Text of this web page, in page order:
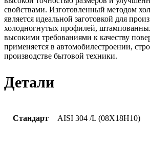
свойствами. Изготовленный методом
является идеальной заготовкой для
холодногнутых профилей,
высокими требованиями к качеству
применяется в автомобилестроении,
производстве бытовой техники.
Детали
Стандарт AISI 304 /L (08Х18Н10)